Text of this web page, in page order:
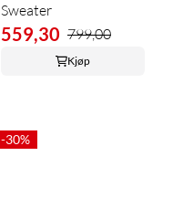
Sweater
559,30 799,00
Kjøp
-30%